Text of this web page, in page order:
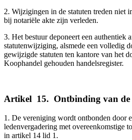
2. Wijzigingen in de statuten treden niet
bij notariële akte zijn verleden.
3. Het bestuur deponeert een authentiek
statutenwijziging, alsmede een volledig
gewijzigde statuten ten kantore van het
Koophandel gehouden handelsregister.
Artikel 15. Ontbinding van de
1. De vereniging wordt ontbonden door
ledenvergadering met overeenkomstige
in artikel 14 lid 1.